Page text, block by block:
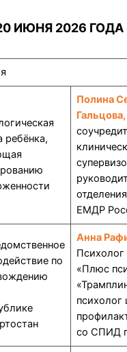
ИЮНЯ 2026 ГОДА
ребёнка,
Полина
Гальцова,
ЕМДР
по
Анна
«Плюс
психолог
со СПИД